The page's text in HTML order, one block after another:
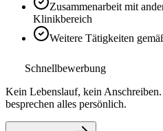
Zusammenarbeit mit
Klinikbereich
Weitere Tätigkeiten
Schnellbewerbung
Kein Lebenslauf, kein
besprechen alles persönlich.